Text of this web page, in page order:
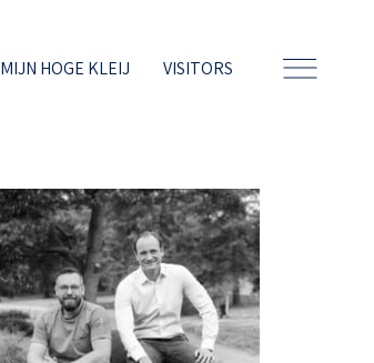
MIJN HOGE KLEIJ VISITORS